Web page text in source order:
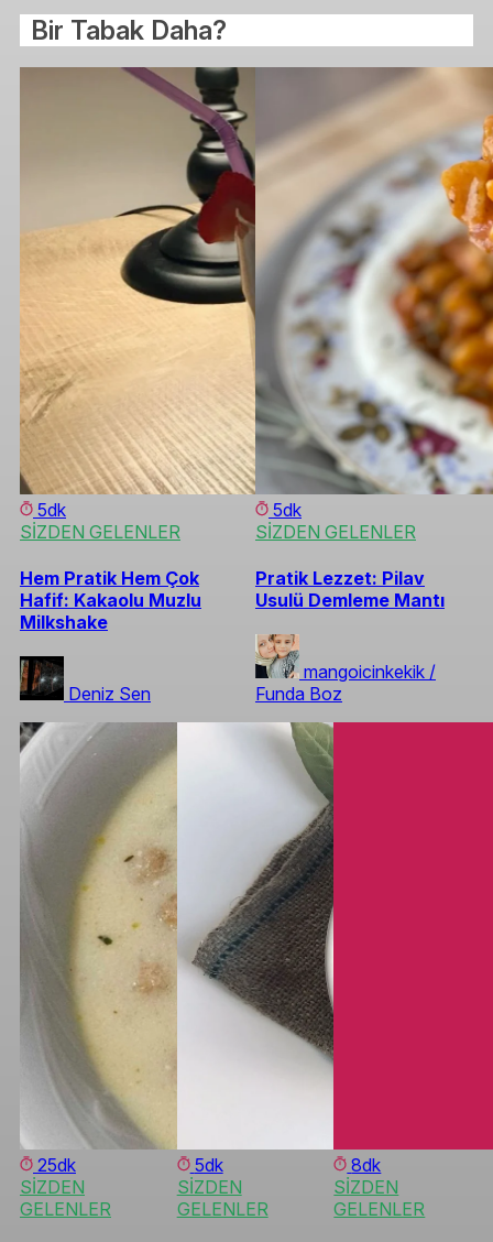
Bir Tabak Daha?
5dk
SİZDEN GELENLER
Hem Pratik Hem Çok
Hafif: Kakaolu Muzlu
Milkshake
Deniz Sen
5dk
SİZDEN GELENLER
Pratik Lezzet: Pilav
Usulü Demleme Mantı
mangoicinkekik /
Funda Boz
25dk
SİZDEN
GELENLER
5dk
SİZDEN
GELENLER
8dk
SİZDEN
GELENLER